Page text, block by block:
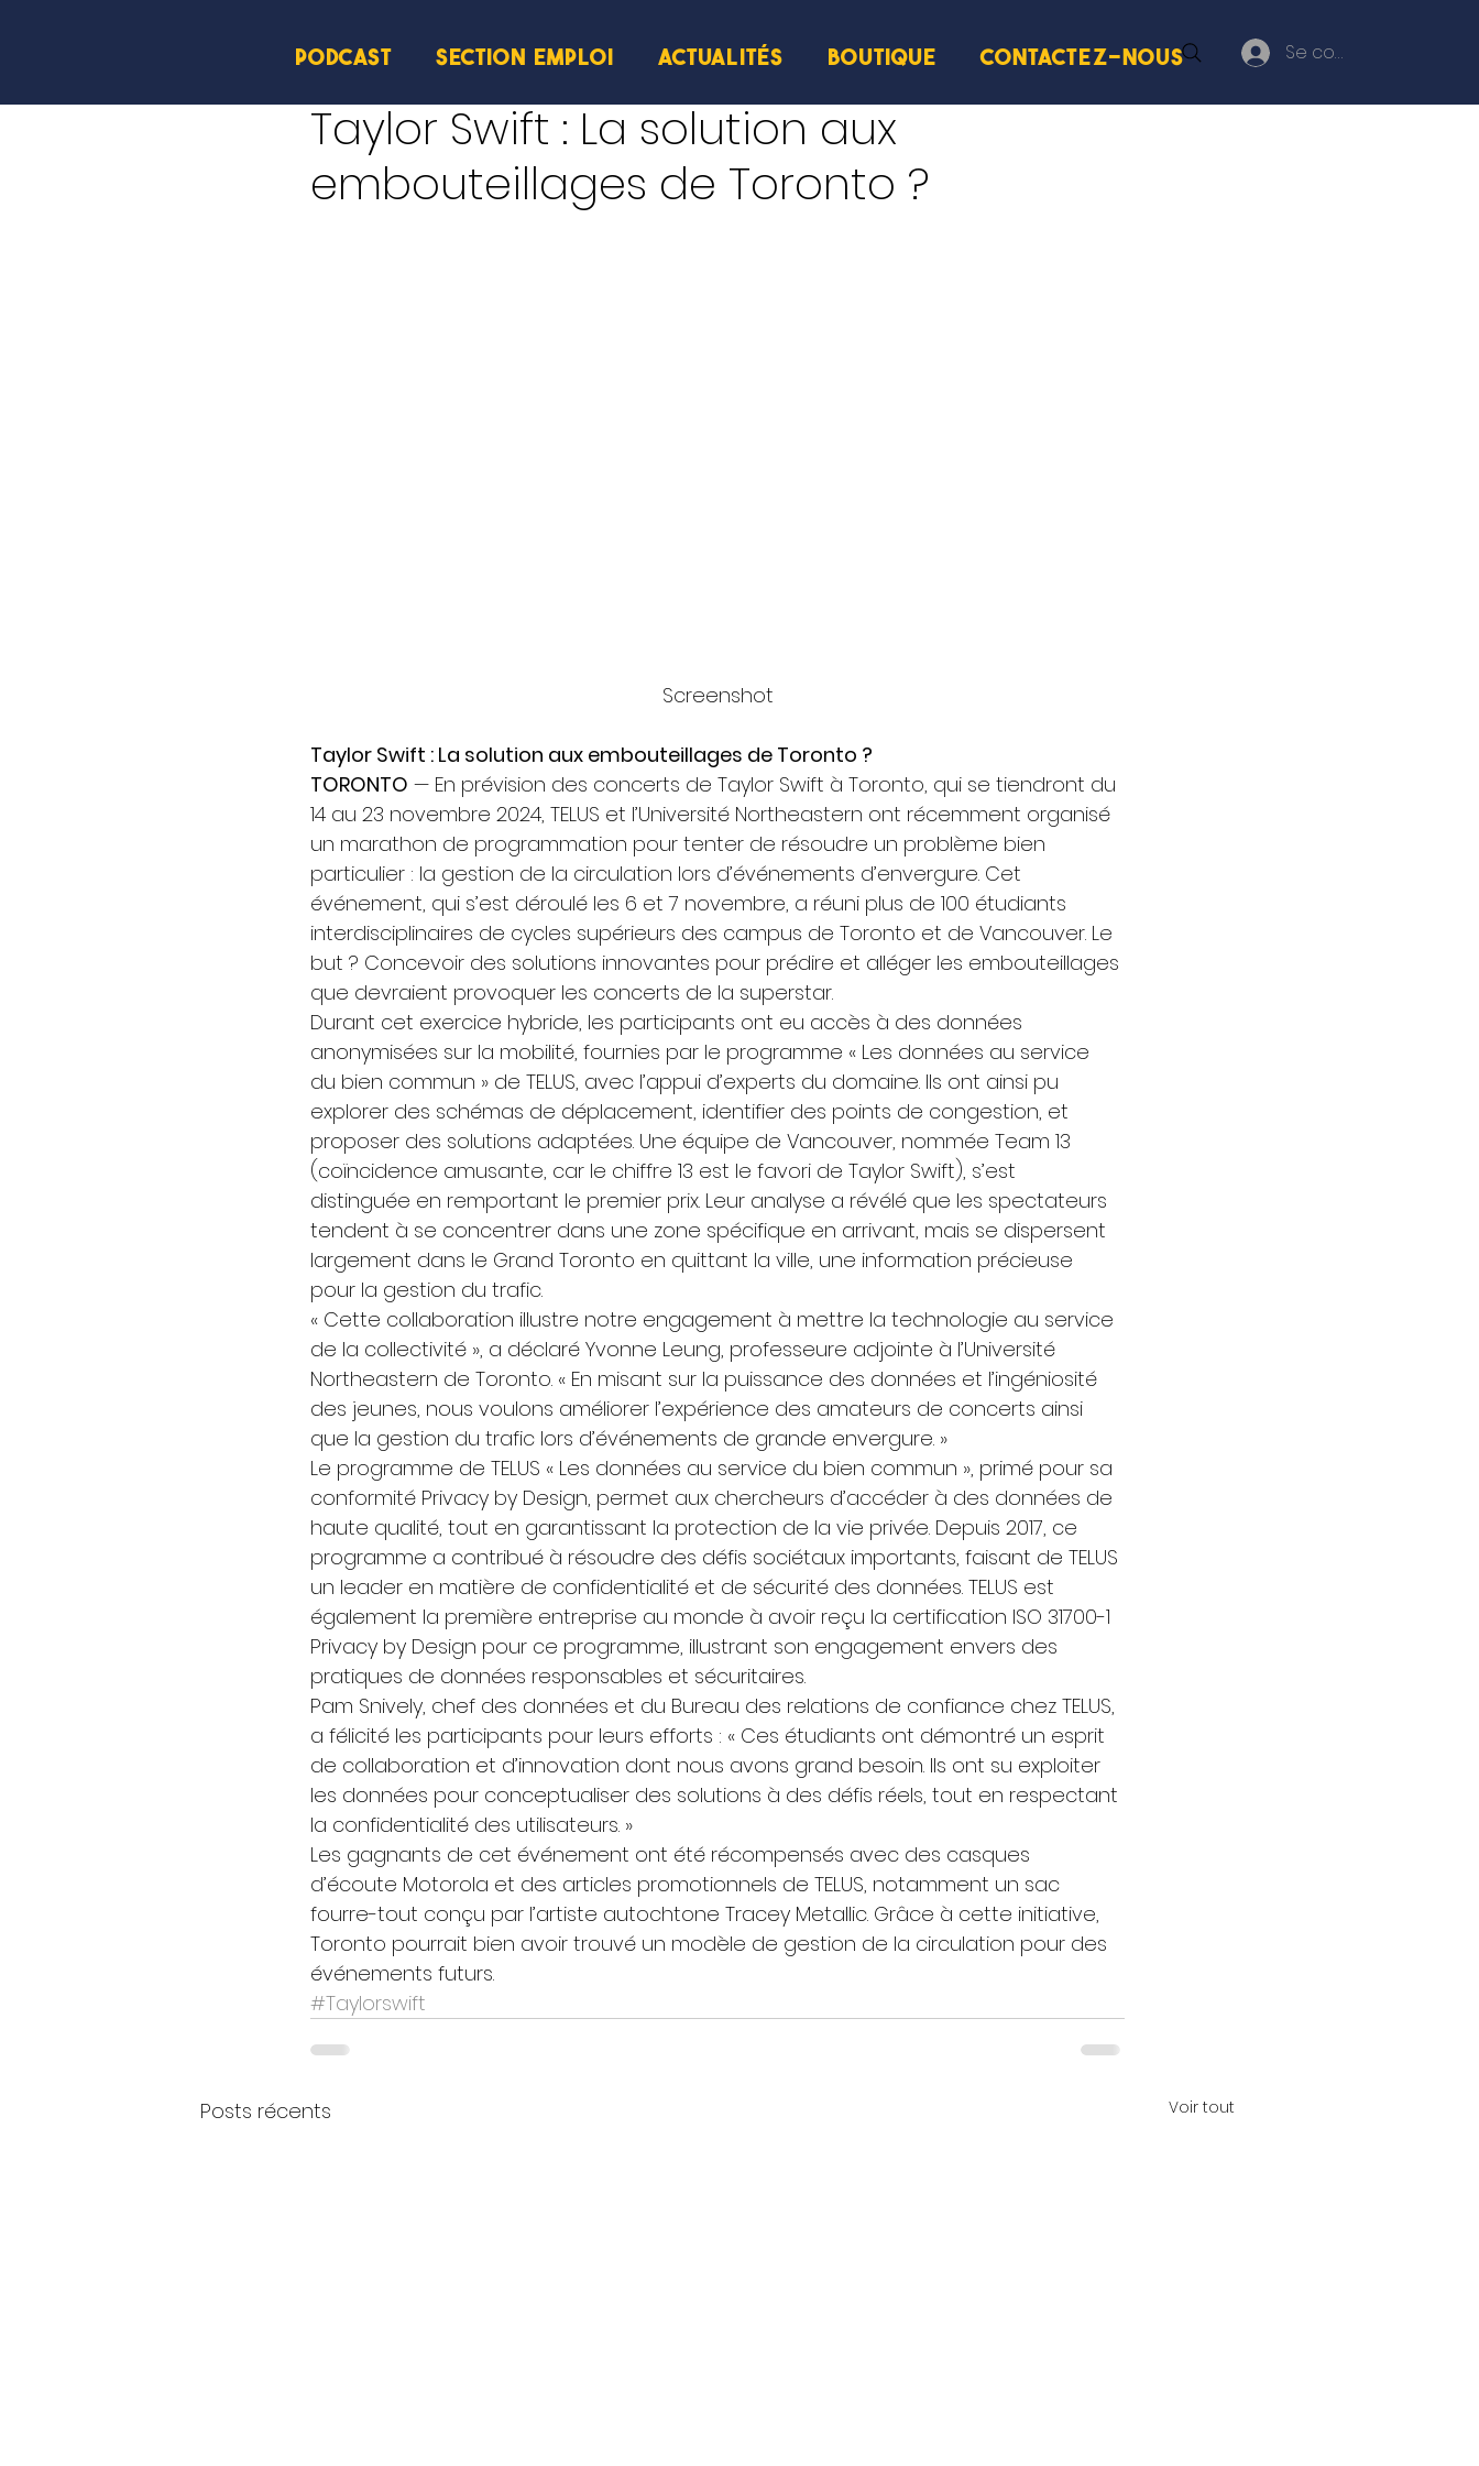
Se connecter
PODCAST SECTION EMPLOI ACTUALITÉS BOUTIQUE Contactez-nous
Taylor Swift : La solution aux
embouteillages de Toronto ?
Screenshot
Taylor Swift : La solution aux embouteillages de Toronto ?
TORONTO — En prévision des concerts de Taylor Swift à Toronto, qui se tiendront du
14 au 23 novembre 2024, TELUS et l’Université Northeastern ont récemment organisé
un marathon de programmation pour tenter de résoudre un problème bien
particulier : la gestion de la circulation lors d’événements d’envergure. Cet
événement, qui s’est déroulé les 6 et 7 novembre, a réuni plus de 100 étudiants
interdisciplinaires de cycles supérieurs des campus de Toronto et de Vancouver. Le
but ? Concevoir des solutions innovantes pour prédire et alléger les embouteillages
que devraient provoquer les concerts de la superstar.
Durant cet exercice hybride, les participants ont eu accès à des données
anonymisées sur la mobilité, fournies par le programme « Les données au service
du bien commun » de TELUS, avec l’appui d’experts du domaine. Ils ont ainsi pu
explorer des schémas de déplacement, identifier des points de congestion, et
proposer des solutions adaptées. Une équipe de Vancouver, nommée Team 13
(coïncidence amusante, car le chiffre 13 est le favori de Taylor Swift), s’est
distinguée en remportant le premier prix. Leur analyse a révélé que les spectateurs
tendent à se concentrer dans une zone spécifique en arrivant, mais se dispersent
largement dans le Grand Toronto en quittant la ville, une information précieuse
pour la gestion du trafic.
« Cette collaboration illustre notre engagement à mettre la technologie au service
de la collectivité », a déclaré Yvonne Leung, professeure adjointe à l’Université
Northeastern de Toronto. « En misant sur la puissance des données et l’ingéniosité
des jeunes, nous voulons améliorer l’expérience des amateurs de concerts ainsi
que la gestion du trafic lors d’événements de grande envergure. »
Le programme de TELUS « Les données au service du bien commun », primé pour sa
conformité Privacy by Design, permet aux chercheurs d’accéder à des données de
haute qualité, tout en garantissant la protection de la vie privée. Depuis 2017, ce
programme a contribué à résoudre des défis sociétaux importants, faisant de TELUS
un leader en matière de confidentialité et de sécurité des données. TELUS est
également la première entreprise au monde à avoir reçu la certification ISO 31700-1
Privacy by Design pour ce programme, illustrant son engagement envers des
pratiques de données responsables et sécuritaires.
Pam Snively, chef des données et du Bureau des relations de confiance chez TELUS,
a félicité les participants pour leurs efforts : « Ces étudiants ont démontré un esprit
de collaboration et d’innovation dont nous avons grand besoin. Ils ont su exploiter
les données pour conceptualiser des solutions à des défis réels, tout en respectant
la confidentialité des utilisateurs. »
Les gagnants de cet événement ont été récompensés avec des casques
d’écoute Motorola et des articles promotionnels de TELUS, notamment un sac
fourre-tout conçu par l’artiste autochtone Tracey Metallic. Grâce à cette initiative,
Toronto pourrait bien avoir trouvé un modèle de gestion de la circulation pour des
événements futurs.
#Taylorswift
Posts récents Voir tout